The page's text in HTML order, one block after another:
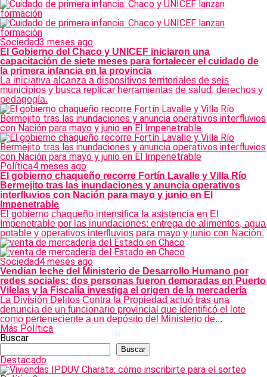
Sociedad3 meses ago
El Gobierno del Chaco y UNICEF iniciaron una
capacitación de siete meses para fortalecer el cuidado de
la primera infancia en la provincia
La iniciativa alcanza a dispositivos territoriales de seis
municipios y busca replicar herramientas de salud, derechos y
pedagogía.
Política4 meses ago
El gobierno chaqueño recorre Fortín Lavalle y Villa Río
Bermejito tras las inundaciones y anuncia operativos
interfluvios con Nación para mayo y junio en El
Impenetrable
El gobierno chaqueño intensifica la asistencia en El
Impenetrable por las inundaciones: entrega de alimentos, agua
potable y operativos interfluvios para mayo y junio con Nación.
Sociedad4 meses ago
Vendían leche del Ministerio de Desarrollo Humano por
redes sociales: dos personas fueron demoradas en Puerto
Vilelas y la Fiscalía investiga el origen de la mercadería
La División Delitos Contra la Propiedad actuó tras una
denuncia de un funcionario provincial que identificó el lote
como perteneciente a un depósito del Ministerio de...
Más Política
Buscar
Buscar
Destacado